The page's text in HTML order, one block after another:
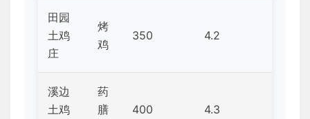
田园
土鸡
庄
烤
鸡
350 4.2
溪边
土鸡
药
膳
400 4.3